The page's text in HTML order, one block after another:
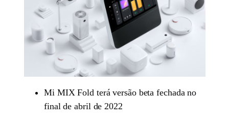
Mi MIX Fold terá versão beta fechada no
final de abril de 2022